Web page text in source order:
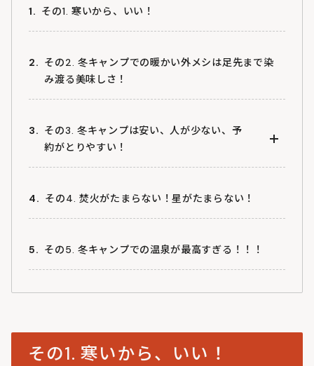
その1. 寒いから、いい！
その2. 冬キャンプでの暖かい外メシは足先まで染
み渡る美味しさ！
その3. 冬キャンプは安い、人が少ない、予
約がとりやすい！
宿泊はテントでも、コテージでも
その4. 焚火がたまらない！星がたまらない！
その5. 冬キャンプでの温泉が最高すぎる！！！
その1. 寒いから、いい！